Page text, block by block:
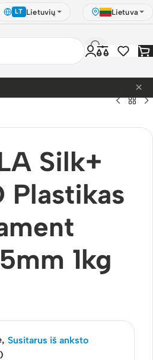
LT Lietuvių Lietuva
×
Silk+
Plastikas
1kg
Susitarus iš anksto